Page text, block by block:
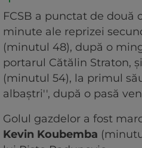
FCSB a punctat de două
minute ale reprizei
(minutul 48), după o
portarul Cătălin Straton, şi
(minutul 54), la primul
albaştri'', după o pasă
Golul gazdelor a fost
Kevin Koubemba